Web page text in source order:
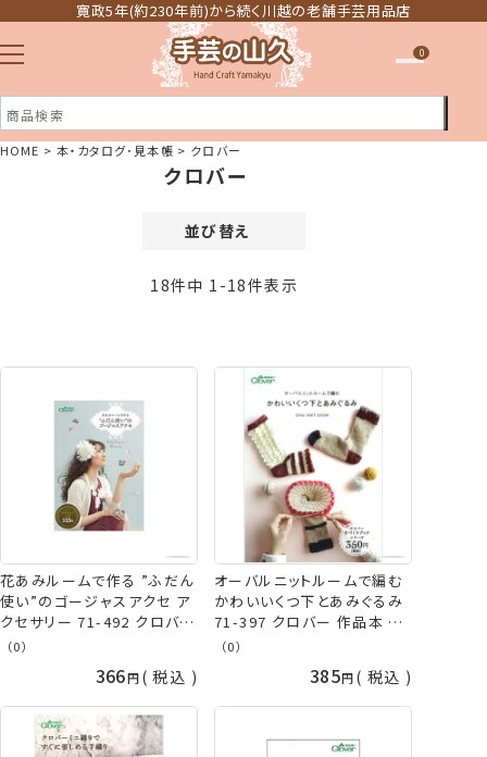
寛政5年(約230年前)から続く川越の老舗手芸用品店
注文履歴
0
HOME 本・カタログ･見本帳 クロバー
クロバー
並び替え
価格が高い順
おすすめ順
18件中 1 -18件表示
花あみルームで作る ”ふだん
使い”のゴージャスアクセ ア
クセサリー 71-492 クロバー
作品本 clv ネコポス可 手芸
（0）
366 税込
オーバルニットルームで編む
かわいいくつ下とあみぐるみ
71-397 クロバー 作品本 ネ
コポス可 手芸の山久
（0）
385 税込